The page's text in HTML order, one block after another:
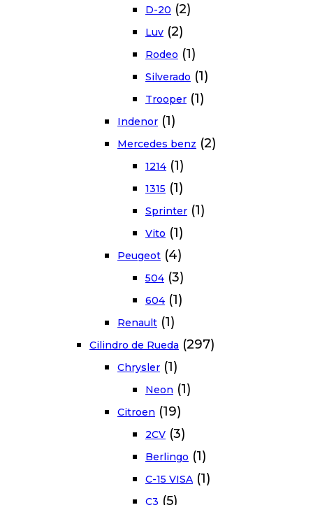
D-20 (2)
Luv (2)
Rodeo (1)
Silverado (1)
Trooper (1)
Indenor (1)
Mercedes benz (2)
1214 (1)
1315 (1)
Sprinter (1)
Vito (1)
Peugeot (4)
504 (3)
604 (1)
Renault (1)
Cilindro de Rueda (297)
Chrysler (1)
Neon (1)
Citroen (19)
2CV (3)
Berlingo (1)
C-15 VISA (1)
C3 (5)